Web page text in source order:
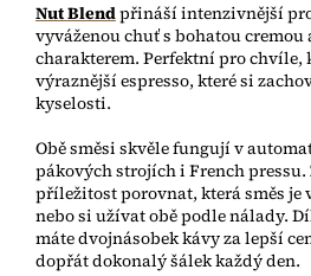
Nut Blendpřináší intenzivnější
vyváženou chuť s bohatou
charakterem. Perfektní pro chvíle,
výraznější espresso, které si
kyselosti.
Obě směsi skvěle fungují v
pákových strojích i French
příležitost porovnat, která směs je
nebo si užívat obě podle nálady.
máte dvojnásobek kávy za lepší
dopřát dokonalý šálek každý den.